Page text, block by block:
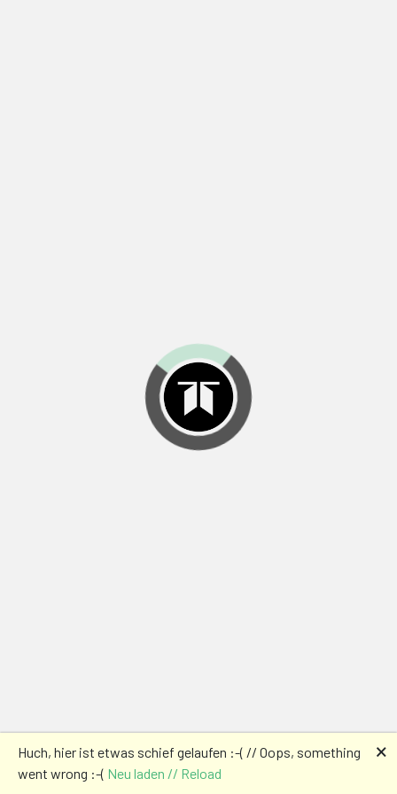
Huch, hier ist etwas schief gelaufen :-( // Oops, something
went wrong :-( Neu laden // Reload
🗙